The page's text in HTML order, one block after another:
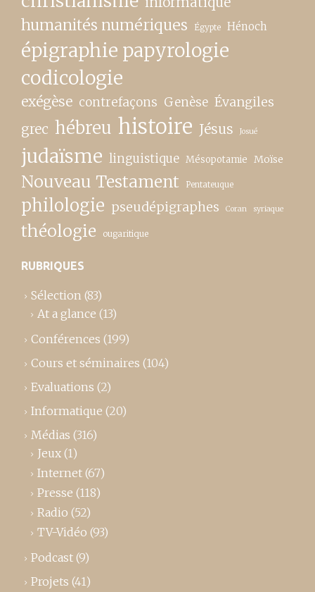
humanités numériques Égypte Hénoch
épigraphie papyrologie
codicologie
exégèse contrefaçons Genèse Évangiles
grec hébreu histoire Jésus Josué
judaïsme linguistique Mésopotamie Moïse
Nouveau Testament Pentateuque
philologie pseudépigraphes Coran syriaque
théologie ougaritique
RUBRIQUES
Sélection (83)
At a glance (13)
Conférences (199)
Cours et séminaires (104)
Evaluations (2)
Informatique (20)
Médias (316)
Jeux (1)
Internet (67)
Presse (118)
Radio (52)
TV-Vidéo (93)
Podcast (9)
Projets (41)